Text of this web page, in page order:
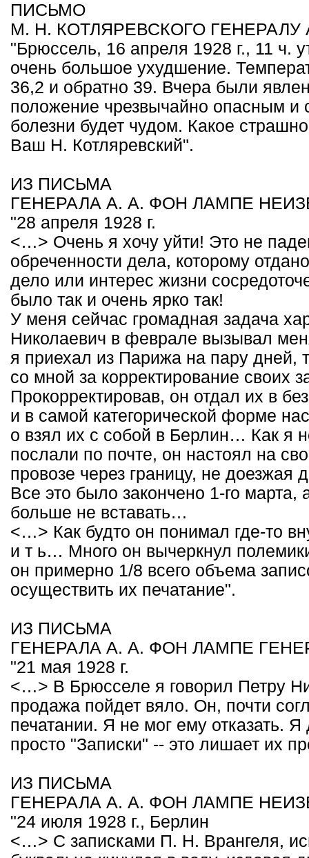
ПИСЬМО
М. Н. КОТЛЯРЕВСКОГО
"Брюссель, 16 апреля 1928 г., 11
очень большое ухудшение.
36,2 и обратно 39. Вчера были
положение чрезвычайно опасным и
болезни будет чудом. Какое
Ваш Н. Котляревский".
ИЗ ПИСЬМА
ГЕНЕРАЛА А. А. ФОН ЛАМПЕ
"28 апреля 1928 г.
<…> Очень я хочу уйти! Это не
обреченности дела, которому
дело или интерес жизни
было так и очень ярко так!
У меня сейчас громадная задача
Николаевич в феврале вызывал
я приехал из Парижа на пару дней,
со мной за корректирование своих
Прокорректировав, он отдал их в
и в самой категорической форме
о взял их с собой в Берлин… Как я
послали по почте, он настоял на
провозе через границу, не доезжая
Все это было закончено 1-го марта,
больше не вставать…
<…> Как будто он понимал где-то
и т ь… Много он вычеркнул
он примерно 1/8 всего объема
осуществить их печатание".
ИЗ ПИСЬМА
ГЕНЕРАЛА А. А. ФОН ЛАМПЕ
"21 мая 1928 г.
<…> В Брюсселе я говорил Петру
продажа пойдет вяло. Он, почти
печатании. Я не мог ему отказать.
просто "Записки" -- это лишает их
ИЗ ПИСЬМА
ГЕНЕРАЛА А. А. ФОН ЛАМПЕ
"24 июля 1928 г., Берлин
<…> С записками П. Н. Врангеля,